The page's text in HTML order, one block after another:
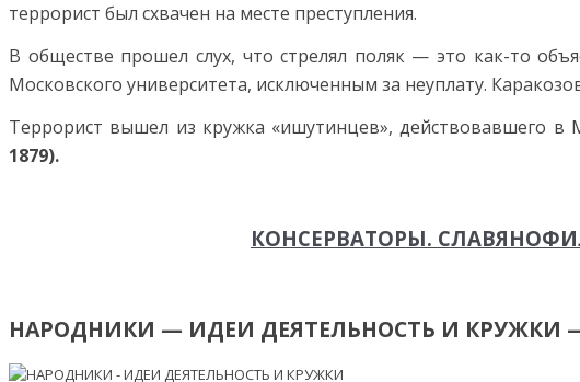
террорист был схвачен на месте преступления.
В обществе прошел слух, что стрелял поляк — это как-то
Московского университета, исключенным за неуплату.
Террорист вышел из кружка «ишутинцев», действовавшего
1879).
КОНСЕРВАТОРЫ.
НАРОДНИКИ — ИДЕИ ДЕЯТЕЛЬНОСТЬ И